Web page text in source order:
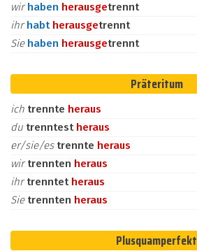
wirhaben herausgetrennt
ihrhabt herausgetrennt
Sie haben herausgetrennt
Präteritum
ich trennte heraus
du trenntest heraus
er/sie/es trennte heraus
wirtrennten heraus
ihrtrenntet heraus
Sie trennten heraus
Plusquamperfekt